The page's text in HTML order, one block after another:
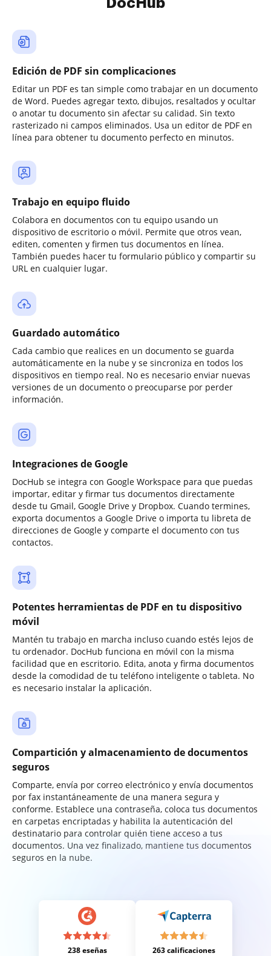
DocHub
Edición de PDF sin complicaciones
Editar un PDF es tan simple como trabajar en un documento
de Word. Puedes agregar texto, dibujos, resaltados y ocultar
o anotar tu documento sin afectar su calidad. Sin texto
rasterizado ni campos eliminados. Usa un editor de PDF en
línea para obtener tu documento perfecto en minutos.
Trabajo en equipo fluido
Colabora en documentos con tu equipo usando un
dispositivo de escritorio o móvil. Permite que otros vean,
editen, comenten y firmen tus documentos en línea.
También puedes hacer tu formulario público y compartir su
URL en cualquier lugar.
Guardado automático
Cada cambio que realices en un documento se guarda
automáticamente en la nube y se sincroniza en todos los
dispositivos en tiempo real. No es necesario enviar nuevas
versiones de un documento o preocuparse por perder
información.
Integraciones de Google
DocHub se integra con Google Workspace para que puedas
importar, editar y firmar tus documentos directamente
desde tu Gmail, Google Drive y Dropbox. Cuando termines,
exporta documentos a Google Drive o importa tu libreta de
direcciones de Google y comparte el documento con tus
contactos.
Potentes herramientas de PDF en tu dispositivo
móvil
Mantén tu trabajo en marcha incluso cuando estés lejos de
tu ordenador. DocHub funciona en móvil con la misma
facilidad que en escritorio. Edita, anota y firma documentos
desde la comodidad de tu teléfono inteligente o tableta. No
es necesario instalar la aplicación.
Compartición y almacenamiento de documentos
seguros
Comparte, envía por correo electrónico y envía documentos
por fax instantáneamente de una manera segura y
conforme. Establece una contraseña, coloca tus documentos
en carpetas encriptadas y habilita la autenticación del
destinatario para controlar quién tiene acceso a tus
documentos. Una vez finalizado, mantiene tus documentos
seguros en la nube.
238 eseñas 263 calificaciones